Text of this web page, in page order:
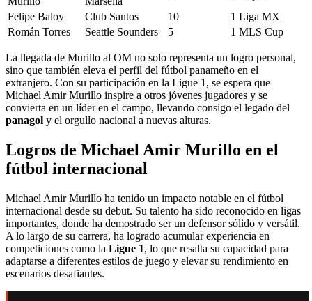
Felipe Baloy
Club Santos 10
1 Liga MX
Román Torres
Seattle Sounders 5 1 MLS Cup
La llegada de Murillo al OM no solo representa un logro personal,
sino que también eleva el perfil del fútbol panameño en el
extranjero. Con su participación en la Ligue 1, se espera que
Michael Amir Murillo inspire a otros jóvenes jugadores y se
convierta en un líder en el campo, llevando consigo el legado del
panagol y el orgullo nacional a nuevas alturas.
Logros de Michael Amir Murillo en el
fútbol internacional
Michael Amir Murillo ha tenido un impacto notable en el fútbol
internacional desde su debut. Su talento ha sido reconocido en ligas
importantes, donde ha demostrado ser un defensor sólido y versátil.
A lo largo de su carrera, ha logrado acumular experiencia en
competiciones como la Ligue 1, lo que resalta su capacidad para
adaptarse a diferentes estilos de juego y elevar su rendimiento en
escenarios desafiantes.